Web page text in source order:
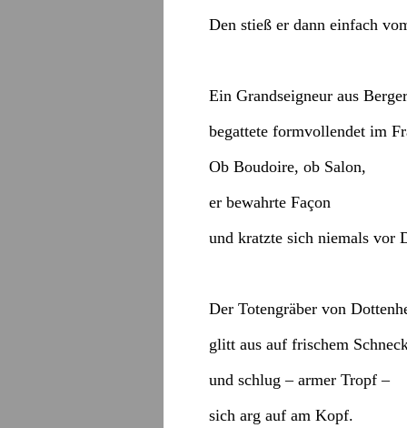
Den stieß er dann einfach
Ein Grandseigneur aus
begattete formvollendet im
Ob Boudoire, ob Salon,
er bewahrte Façon
und kratzte sich niemals vor
Der Totengräber von
glitt aus auf frischem
und schlug – armer Tropf –
sich arg auf am Kopf.